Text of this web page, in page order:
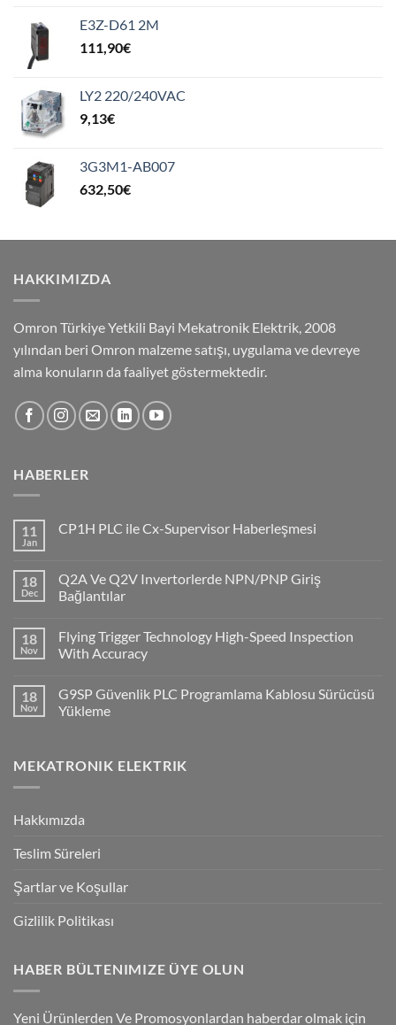
E3Z-D61 2M
111,90€
LY2 220/240VAC
9,13€
3G3M1-AB007
632,50€
HAKKIMIZDA
Omron Türkiye Yetkili Bayi Mekatronik Elektrik, 2008
yılından beri Omron malzeme satışı, uygulama ve devreye
alma konuların da faaliyet göstermektedir.
HABERLER
11
Jan
CP1H PLC ile Cx-Supervisor Haberleşmesi
CP1H
PLC
ile
Haberleşmesi
18
Dec
Q2A Ve Q2V Invertorlerde NPN/PNP Giriş
Bağlantılar
on
Q2A
Ve
NPN/PNP
Giriş
Bağlantılar
18
Nov
Flying Trigger Technology High-Speed Inspection
With Accuracy
on
Flying
Trigger
Inspection
With
18
Nov
G9SP Güvenlik PLC Programlama Kablosu Sürücüsü
Yükleme
G9SP
Güvenlik
Sürücüsü
MEKATRONIK ELEKTRIK
Hakkımızda
Teslim Süreleri
Şartlar ve Koşullar
Gizlilik Politikası
HABER BÜLTENIMIZE ÜYE OLUN
Yeni Ürünlerden Ve Promosyonlardan haberdar olmak için